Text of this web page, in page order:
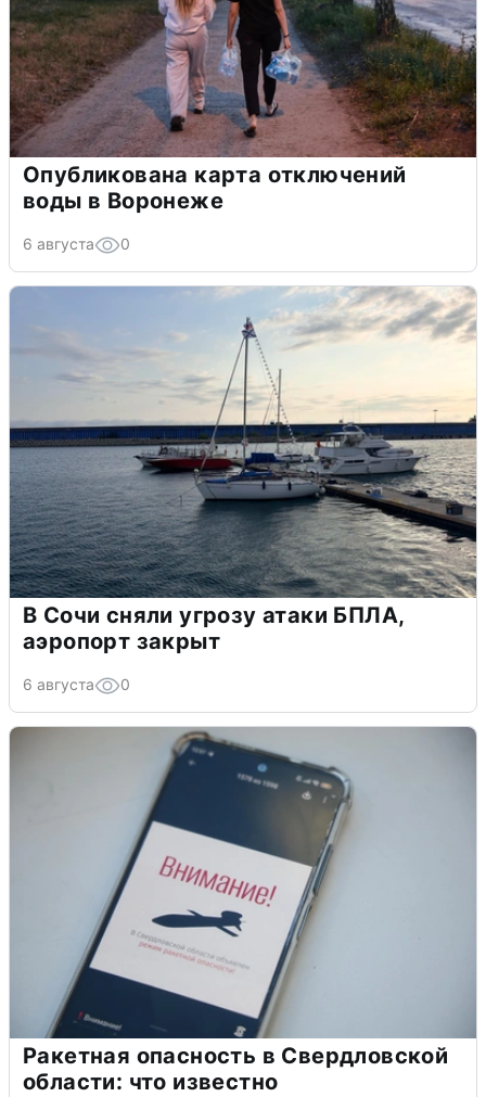
Опубликована карта отключений
воды в Воронеже
6 августа 0
В Сочи сняли угрозу атаки БПЛА,
аэропорт закрыт
6 августа 0
Ракетная опасность в Свердловской
области: что известно